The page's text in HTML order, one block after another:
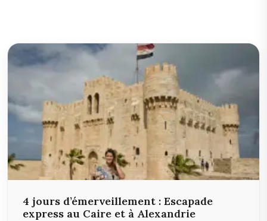
4 jours d’émerveillement : Escapade
express au Caire et à Alexandrie